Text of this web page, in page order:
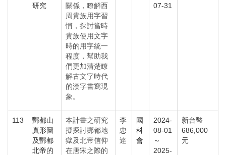
研究
關係，瞭解西
周貴族用字習
慣，探討當時
貴族使用文字
時的用字統一
程度，幫助我
們更加清楚瞭
解古文字時代
的漢字書寫現
象。
07-31
113
酆都山
真形圖
及酆都
北帝的
本計畫之研究
擬探討酆都地
獄及北帝信仰
在唐宋之際的
李
忠
達
國
科
會
2024-
08-01
～
2025-
新台幣
686,000
元